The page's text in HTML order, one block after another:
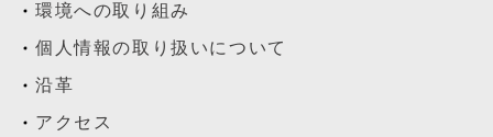
環境への取り組み
個人情報の取り扱いについて
沿革
アクセス